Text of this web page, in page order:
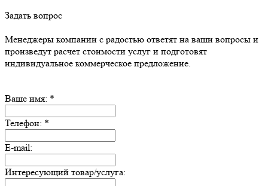
Задать вопрос
Менеджеры компании с радостью ответят на ваши вопросы и
произведут расчет стоимости услуг и подготовят
индивидуальное коммерческое предложение.
Ваше имя: *
Телефон: *
E-mail:
Интересующий товар/услуга: